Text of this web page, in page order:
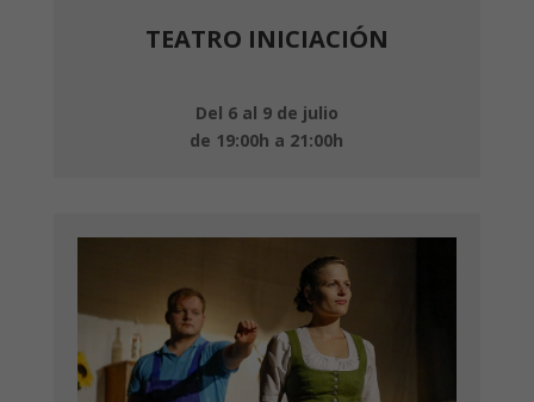
TEATRO INICIACIÓN
Del 6 al 9 de julio
de 19:00h a 21:00h